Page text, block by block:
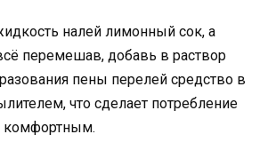
налей лимонный сок, а
перемешав, добавь в раствор
пены перелей средство в
что сделает потребление
комфортным.